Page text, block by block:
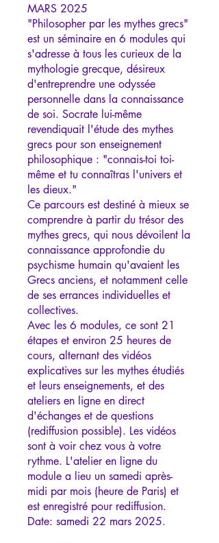
MARS 2025
"Philosopher par les mythes grecs"
est un séminaire en 6 modules qui
s'adresse à tous les curieux de la
mythologie grecque, désireux
d'entreprendre une odyssée
personnelle dans la connaissance
de soi. Socrate lui-même
revendiquait l'étude des mythes
grecs pour son enseignement
philosophique : "connais-toi toi-
même et tu connaîtras l'univers et
les dieux."
Ce parcours est destiné à mieux se
comprendre à partir du trésor des
mythes grecs, qui nous dévoilent la
connaissance approfondie du
psychisme humain qu'avaient les
Grecs anciens, et notamment celle
de ses errances individuelles et
collectives.
Avec les 6 modules, ce sont 21
étapes et environ 25 heures de
cours, alternant des vidéos
explicatives sur les mythes étudiés
et leurs enseignements, et des
ateliers en ligne en direct
d'échanges et de questions
(rediffusion possible). Les vidéos
sont à voir chez vous à votre
rythme. L'atelier en ligne du
module a lieu un samedi après-
midi par mois (heure de Paris) et
est enregistré pour rediffusion.
Date: samedi 22 mars 2025.